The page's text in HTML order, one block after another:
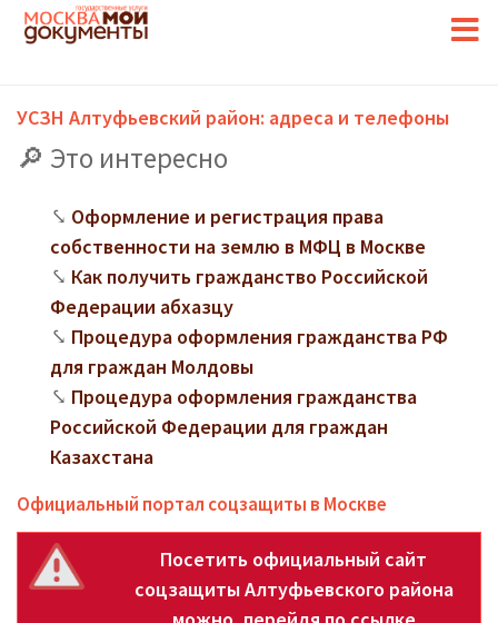
УСЗН Алтуфьевский район: адреса и телефоны
Это интересно
Оформление и регистрация права
собственности на землю в МФЦ в Москве
Как получить гражданство Российской
Федерации абхазцу
Процедура оформления гражданства РФ
для граждан Молдовы
Процедура оформления гражданства
Российской Федерации для граждан
Казахстана
Официальный портал соцзащиты в Москве
Посетить официальный сайт
соцзащиты Алтуфьевского района